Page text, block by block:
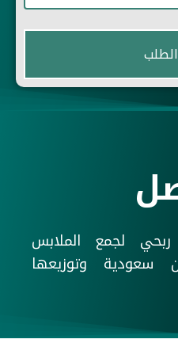
لجمع الملابس
من ٩ مدن سعودية وتوزيعها